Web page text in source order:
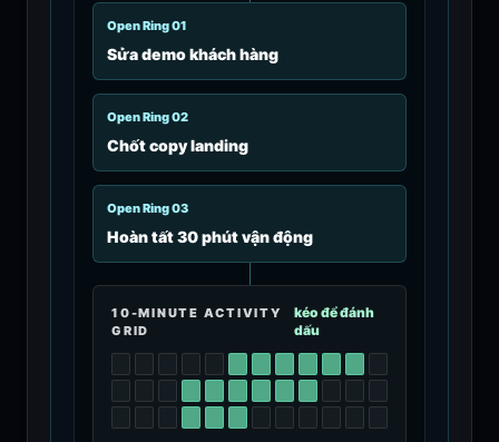
Open Ring 01
Sửa demo khách hàng
Open Ring 02
Chốt copy landing
Open Ring 03
Hoàn tất 30 phút vận động
10-MINUTE ACTIVITY
GRID
kéo để đánh
dấu